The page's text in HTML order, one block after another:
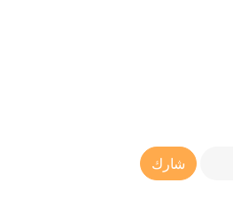
Article Link
شارك